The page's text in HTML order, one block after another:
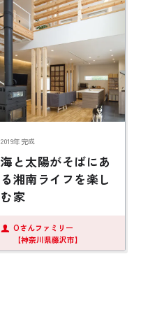
2019年完成
海と太陽がそばにあ
る湘南ライフを楽し
む家
Oさんファミリー
【神奈川県藤沢市】